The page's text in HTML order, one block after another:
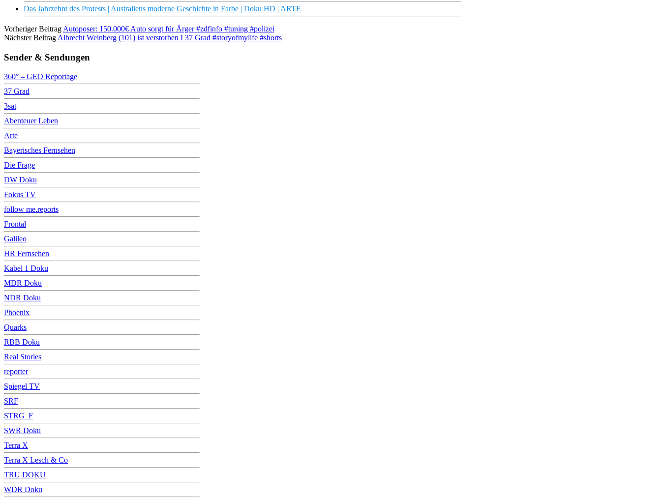
Das Jahrzehnt des Protests | Australiens moderne Geschichte in Farbe | Doku HD | ARTE
Vorheriger Beitrag Autoposer: 150.000€ Auto sorgt für Ärger #zdfinfo #tuning #polizei
Nächster Beitrag Albrecht Weinberg (101) ist verstorben I 37 Grad #storyofmylife #shorts
Sender & Sendungen
360° – GEO Reportage
37 Grad
3sat
Abenteuer Leben
Arte
Bayerisches Fernsehen
Die Frage
DW Doku
Fokus TV
follow me.reports
Frontal
Galileo
HR Fernsehen
Kabel 1 Doku
MDR Doku
NDR Doku
Phoenix
Quarks
RBB Doku
Real Stories
reporter
Spiegel TV
SRF
STRG_F
SWR Doku
Terra X
Terra X Lesch & Co
TRU DOKU
WDR Doku